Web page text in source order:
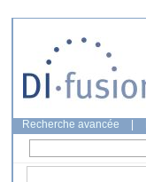
Recherche avancée